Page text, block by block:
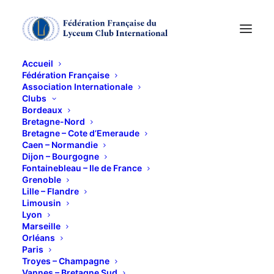
Accueil
Fédération Française
Association Internationale
Clubs
Bordeaux
Bretagne-Nord
Bretagne – Cote d’Emeraude
Caen – Normandie
Dijon – Bourgogne
Fontainebleau – Ile de France
Grenoble
Lille – Flandre
Limousin
Lyon
Marseille
Orléans
Paris
Troyes – Champagne
Déjeuner de l'Amitié,
au restaurant La
Terrasse, à Seine Port